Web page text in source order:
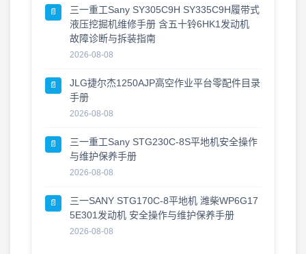
📄
三一重工Sany SY305C9H SY335C9H履带式
液压挖掘机维修手册 含五十铃6HK1发动机
故障诊断与拆装指南
2026-08-08
📄
JLG捷尔杰1250AJP高空作业平台零配件目录
手册
2026-08-08
📄
三一重工Sany STG230C-8S平地机安全操作
与维护保养手册
2026-08-08
📄
三一SANY STG170C-8平地机 潍柴WP6G17
5E301发动机 安全操作与维护保养手册
2026-08-08